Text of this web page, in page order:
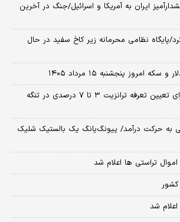
ایران به آمریکا و اسرائیل/جنگ در آخرین
پایگاه نظامی محرمانه زیر کاخ سفید در حال
امروز پنجشنبه ۱۵ مرداد ۱۴۰۵
رویترز: ایران و عمان برای تعیین تعرفه ترانزیت ۳ تا ۷ درصدی در تنگه
به حرکت درآمد/ پیونگ‌یانگ یک بالستیک شلیک
تراستی ها اعلام شد
کشور
شد